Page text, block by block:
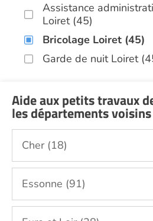
Assistance
Loiret (45)
Bricolage Loiret (45)
Garde de nuit Loiret
Jardinage Loiret (45)
Aide aux courses Loiret
Entretien du cadre de
repassage, gestion du
Portage de repas
Sorties (promenades,
médicaux...) Loiret (45)
Promenade animaux
Aide aux petits travaux
les départements voisins
Cher (18)
Essonne (91)